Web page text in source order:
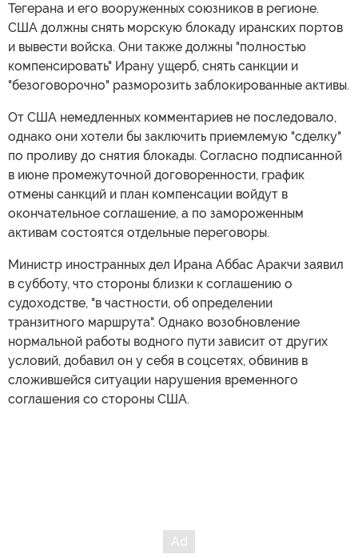
Тегерана и его вооруженных союзников в регионе.
США должны снять морскую блокаду иранских портов
и вывести войска. Они также должны "полностью
компенсировать" Ирану ущерб, снять санкции и
"безоговорочно" разморозить заблокированные активы.
От США немедленных комментариев не последовало,
однако они хотели бы заключить приемлемую "сделку"
по проливу до снятия блокады. Согласно подписанной
в июне промежуточной договоренности, график
отмены санкций и план компенсации войдут в
окончательное соглашение, а по замороженным
активам состоятся отдельные переговоры.
Министр иностранных дел Ирана Аббас Аракчи заявил
в субботу, что стороны близки к соглашению о
судоходстве, "в частности, об определении
транзитного маршрута". Однако возобновление
нормальной работы водного пути зависит от других
условий, добавил он у себя в соцсетях, обвинив в
сложившейся ситуации нарушения временного
соглашения со стороны США.